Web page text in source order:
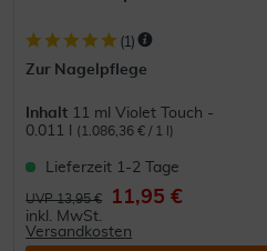
(1)
Zur Nagelpflege
Inhalt 11 ml Violet Touch -
0.011 l
(1.086,36 € / 1 l)
Lieferzeit 1-2 Tage
UVP 13,95 € 11,95 €
inkl. MwSt.
Versandkosten